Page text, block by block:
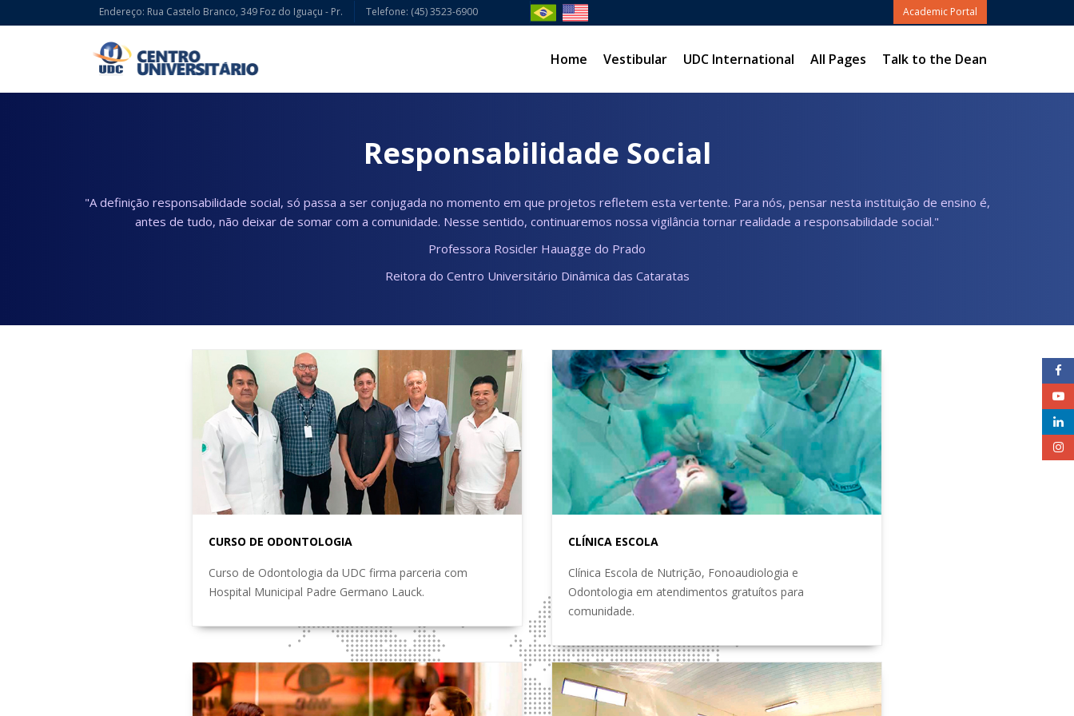
Endereço: Rua Castelo Branco, 349 Foz do Iguaçu - Pr. Telefone: (45) 3523-6900 Academic Portal
Home Vestibular UDC International All Pages Talk to the Dean
Responsabilidade Social
"A definição responsabilidade social, só passa a ser conjugada no momento em que projetos refletem esta vertente. Para nós, pensar nesta instituição de ensino é,
antes de tudo, não deixar de somar com a comunidade. Nesse sentido, continuaremos nossa vigilância tornar realidade a responsabilidade social."
Professora Rosicler Hauagge do Prado
Reitora do Centro Universitário Dinâmica das Cataratas
CURSO DE ODONTOLOGIA
Curso de Odontologia da UDC firma parceria com
Hospital Municipal Padre Germano Lauck.
CLÍNICA ESCOLA
Clínica Escola de Nutrição, Fonoaudiologia e
Odontologia em atendimentos gratuítos para
comunidade.